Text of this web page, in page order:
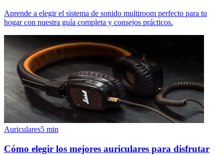
Aprende a elegir el sistema de sonido multiroom perfecto para tu
hogar con nuestra guía completa y consejos prácticos.
Auriculares5 min
Cómo elegir los mejores auriculares para disfrutar